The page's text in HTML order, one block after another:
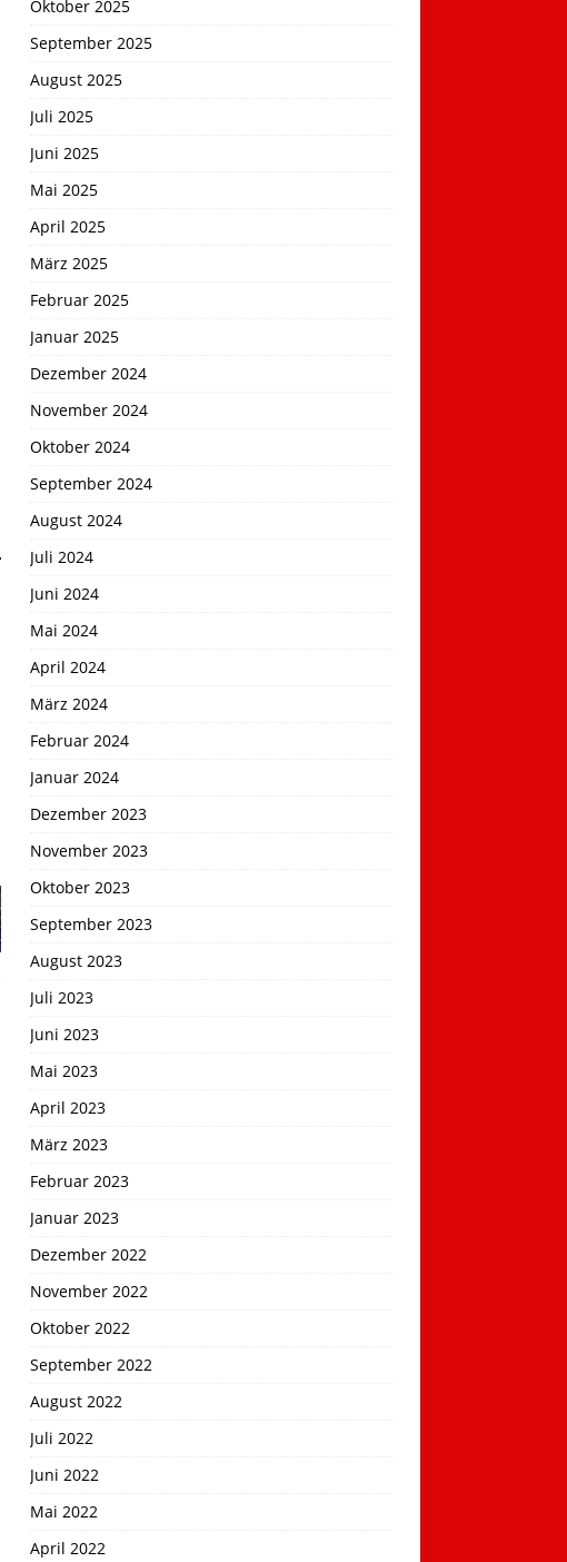
Oktober 2025
September 2025
August 2025
Juli 2025
Juni 2025
Mai 2025
April 2025
März 2025
Februar 2025
Januar 2025
Dezember 2024
November 2024
Oktober 2024
September 2024
August 2024
Juli 2024
Juni 2024
Mai 2024
April 2024
März 2024
Februar 2024
Januar 2024
Dezember 2023
November 2023
Oktober 2023
September 2023
August 2023
Juli 2023
Juni 2023
Mai 2023
April 2023
März 2023
Februar 2023
Januar 2023
Dezember 2022
November 2022
Oktober 2022
September 2022
August 2022
Juli 2022
Juni 2022
Mai 2022
April 2022